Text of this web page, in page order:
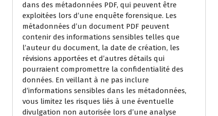
dans des métadonnées PDF, qui peuvent être
exploitées lors d’une enquête forensique. Les
métadonnées d’un document PDF peuvent
contenir des informations sensibles telles que
l’auteur du document, la date de création, les
révisions apportées et d’autres détails qui
pourraient compromettre la confidentialité des
données. En veillant à ne pas inclure
d’informations sensibles dans les métadonnées,
vous limitez les risques liés à une éventuelle
divulgation non autorisée lors d’une analyse